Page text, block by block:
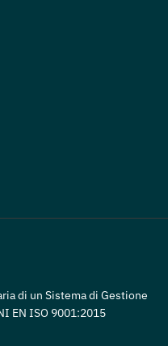
di un Sistema di Gestione
EN ISO 9001:2015